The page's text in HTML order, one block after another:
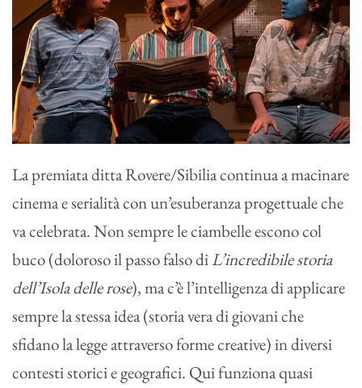
La premiata ditta Rovere/Sibilia continua a macinare
cinema e serialità con un’esuberanza progettuale che
va celebrata. Non sempre le ciambelle escono col
buco (doloroso il passo falso diL’incredibile storia
dell’Isola delle rose), ma c’è l’intelligenza di applicare
sempre la stessa idea (storia vera di giovani che
sfidano la legge attraverso forme creative) in diversi
contesti storici e geografici. Qui funziona quasi